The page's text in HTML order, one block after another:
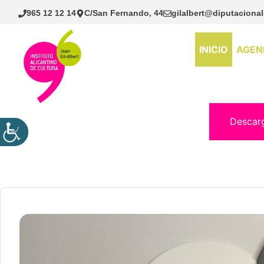
Saltar
965 12 12 14 C/San Fernando, 44
INICIO